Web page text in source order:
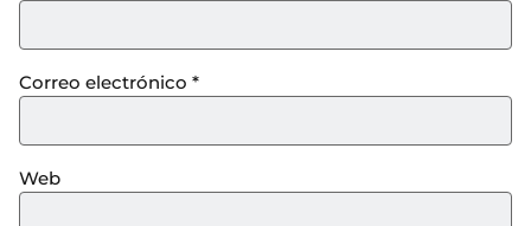
Correo electrónico *
Web